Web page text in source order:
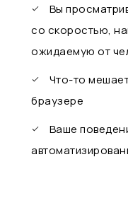
Вы
со скоростью,
ожидаемую от
Что-то
браузере
Ваше